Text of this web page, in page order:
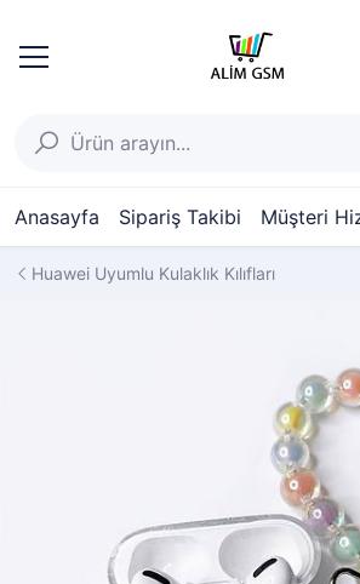
Anasayfa Sipariş Takibi Müşteri
Huawei Uyumlu Kulaklık Kılıfları